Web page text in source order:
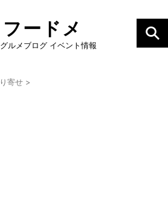
フードメ
ルメブログ イベント情報
寄せ >